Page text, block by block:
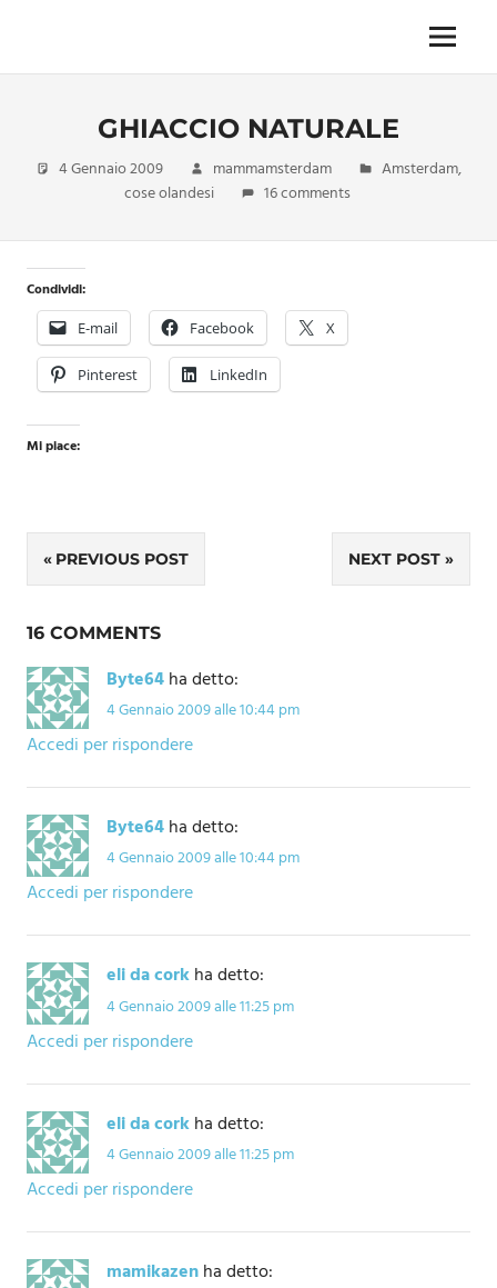
content
imprescindibile,
da
formato
monodose
nuova
confezione
migliorata
Menu
GHIACCIO NATURALE
4 Gennaio 2009 mammamsterdam Amsterdam,
cose olandesi
16 comments
Condividi:
E-mail Facebook X
Pinterest LinkedIn
Mi piace:
Navigazione
articoli
PREVIOUS POST NEXT POST
16 COMMENTS
Byte64ha detto:
4 Gennaio 2009 alle 10:44 pm
Accedi per rispondere
Byte64ha detto:
4 Gennaio 2009 alle 10:44 pm
Accedi per rispondere
eli da corkha detto:
4 Gennaio 2009 alle 11:25 pm
Accedi per rispondere
eli da corkha detto:
4 Gennaio 2009 alle 11:25 pm
Accedi per rispondere
mamikazenha detto: